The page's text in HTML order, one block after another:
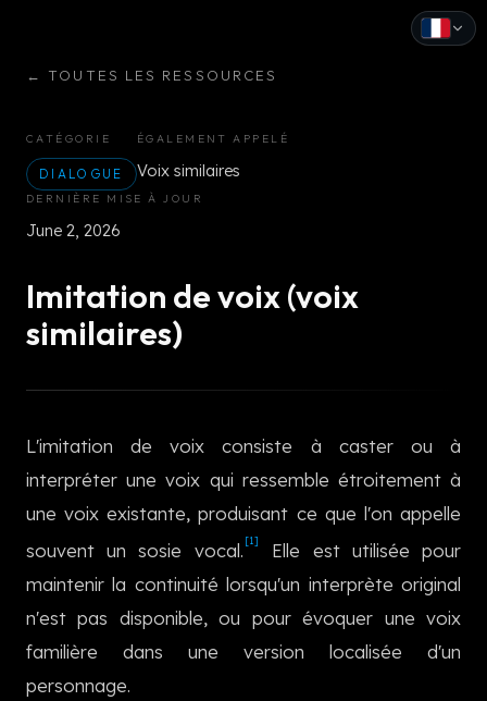
← TOUTES LES RESSOURCES
CATÉGORIE
DIALOGUE
ÉGALEMENT APPELÉ
Voix similaires
DERNIÈRE MISE À JOUR
June 2, 2026
Imitation de voix (voix
similaires)
L'imitation de voix consiste à caster ou à
interpréter une voix qui ressemble étroitement à
une voix existante, produisant ce que l'on appelle
souvent un sosie vocal. [1]
Elle est utilisée pour
maintenir la continuité lorsqu'un interprète original
n'est pas disponible, ou pour évoquer une voix
familière dans une version localisée d'un
personnage.
Português
日本語